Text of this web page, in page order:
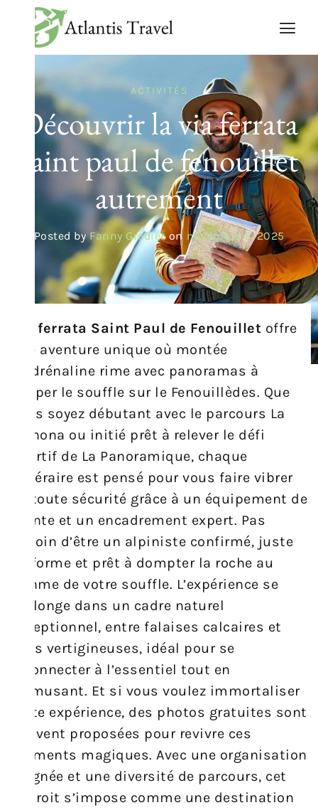
ACTIVITÉS
Découvrir la via ferrata
saint paul de fenouillet
autrement
Posted by Fanny Gredier on novembre 5, 2025
Via ferrata Saint Paul de Fenouillet offre
une aventure unique où montée
d’adrénaline rime avec panoramas à
couper le souffle sur le Fenouillèdes. Que
vous soyez débutant avec le parcours La
Pichona ou initié prêt à relever le défi
sportif de La Panoramique, chaque
itinéraire est pensé pour vous faire vibrer
en toute sécurité grâce à un équipement de
pointe et un encadrement expert. Pas
besoin d’être un alpiniste confirmé, juste
en forme et prêt à dompter la roche au
rythme de votre souffle. L’expérience se
prolonge dans un cadre naturel
exceptionnel, entre falaises calcaires et
vues vertigineuses, idéal pour se
reconnecter à l’essentiel tout en
s’amusant. Et si vous voulez immortaliser
cette expérience, des photos gratuites sont
souvent proposées pour revivre ces
moments magiques. Avec une organisation
soignée et une diversité de parcours, cet
endroit s’impose comme une destination